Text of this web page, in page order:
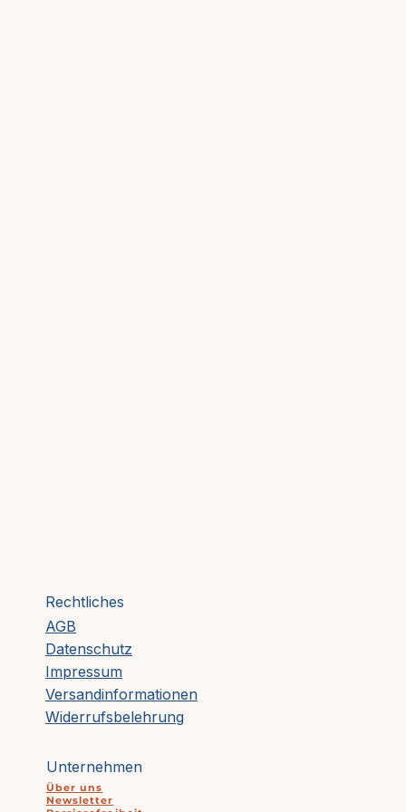
Rechtliches
AGB
Datenschutz
Impressum
Versandinformationen
Widerrufsbelehrung
Unternehmen
Über uns
Newsletter